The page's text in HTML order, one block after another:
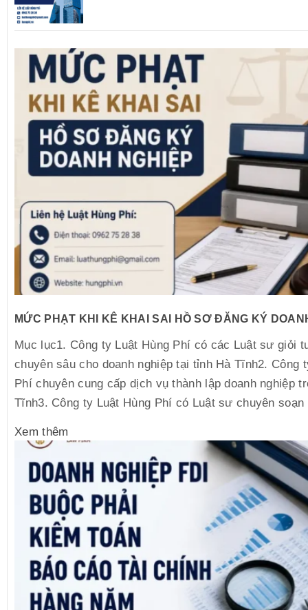
MỨC PHẠT KHI KÊ KHAI SAI HỒ SƠ ĐĂNG KÝ
Mục lục1. Công ty Luật Hùng Phí có các Luật sư giỏi
chuyên sâu cho doanh nghiệp tại tỉnh Hà Tĩnh2. Công
Phí chuyên cung cấp dịch vụ thành lập doanh nghiệp
Tĩnh3. Công ty Luật Hùng Phí có Luật sư chuyên soạn
Xem thêm